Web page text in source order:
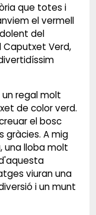
que totes i
el vermell
del
Caputxet Verd,
un regal molt
de color verd.
el bosc
gràcies. A mig
una lloba molt
viuran una
i un munt